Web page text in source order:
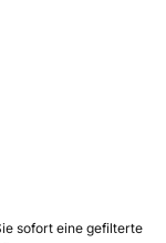
sofort eine gefilterte